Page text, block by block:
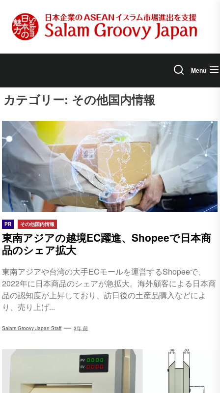
content
Menu
カテゴリー: その他国内情報
PR その他国内情報
東南アジアの越境EC躍進、Shopeeで日本商
品のシェア拡大
東南アジアや台湾の大手ECモールを運営するShopeeで、
2022年に日本商品のシェアが急拡大。海外顧客による日本商
品の認知度が上昇しており、訪日後の土産品購入などによ
り、売り上げ...
Salam Groovy Japan Staff 3年 前